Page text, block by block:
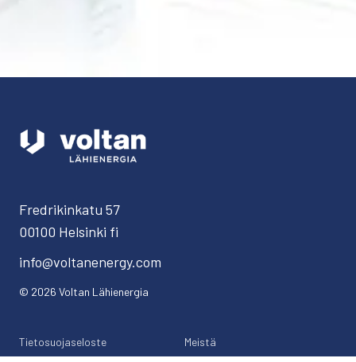
Fredrikinkatu 57
00100 Helsinki fi
info@voltanenergy.com
© 2026 Voltan Lähienergia
Tietosuojaseloste
Meistä